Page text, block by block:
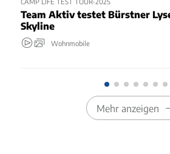
Team Aktiv testet Bürstner
Skyline
Wohnmobile
Mehr anzeigen